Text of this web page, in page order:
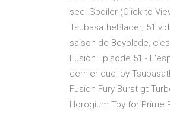
see! Spoiler (Click to
TsubasatheBlader; 51
saison de Beyblade,
Fusion Episode 51 -
dernier duel by
Fusion Fury Burst gt
Horogium Toy for Prime